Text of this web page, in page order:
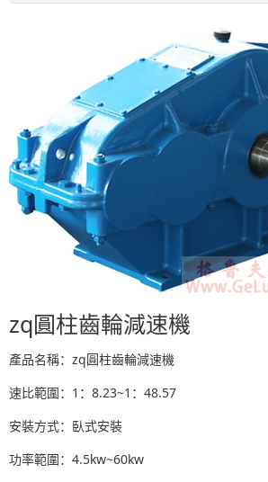
zq圓柱齒輪減速機
產品名稱：zq圓柱齒輪減速機
速比範圍：1：8.23~1：48.57
安裝方式：臥式安裝
功率範圍：4.5kw~60kw